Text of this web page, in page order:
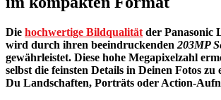
Die hochwertige Bildqualität der Panasonic
wird durch ihren beeindruckenden 203MP
gewährleistet. Diese hohe Megapixelzahl
selbst die feinsten Details in Deinen Fotos zu
Du Landschaften, Porträts oder Action-